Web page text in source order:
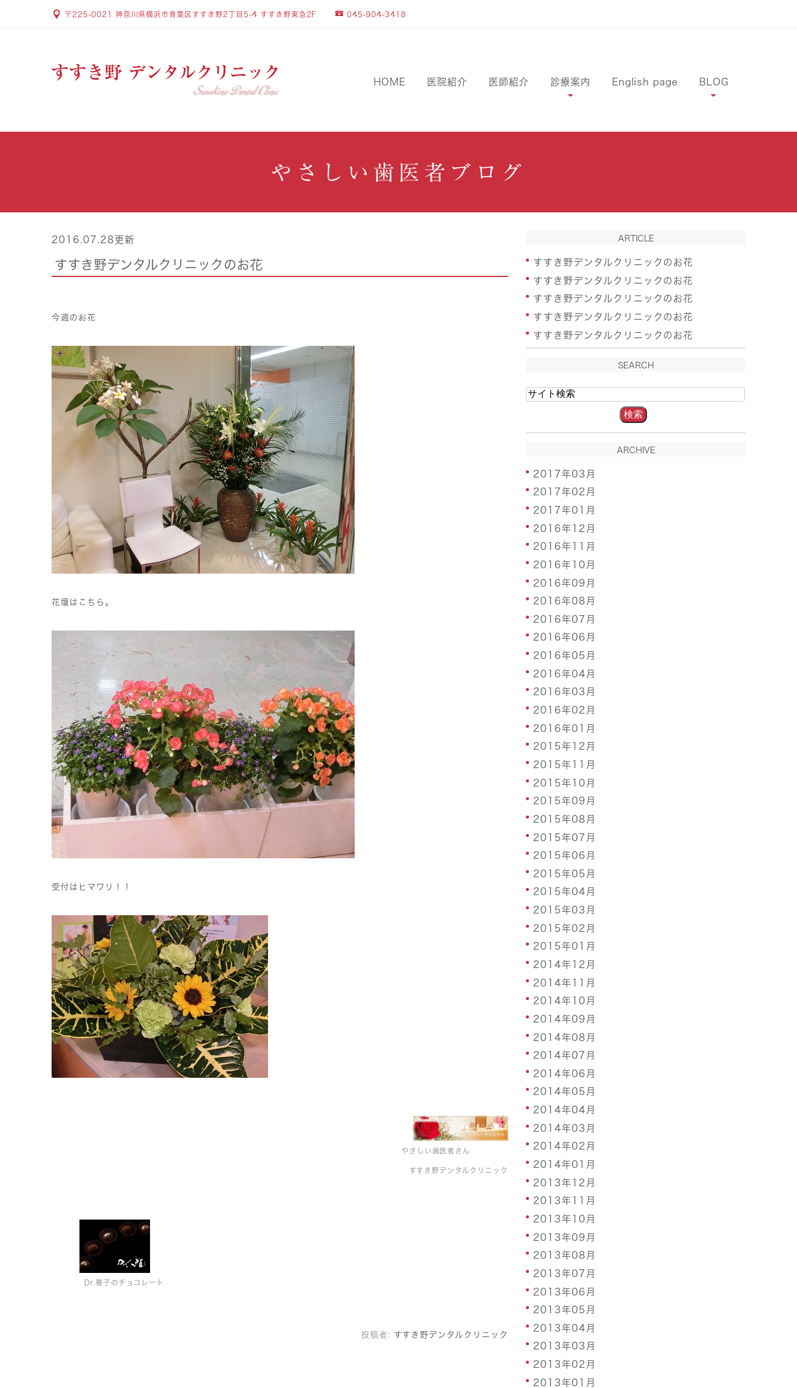
〒225-0021 神奈川県横浜市青葉区すすき野2丁目5-4 すすき野東急2F 045-904-3418
HOME 医院紹介 医師紹介 診療案内 English page BLOG
やさしい歯医者ブログ
2016.07.28更新
すすき野デンタルクリニックのお花
今週のお花
花壇はこちら。
受付はヒマワリ！！
やさしい歯医者さん
すすき野デンタルクリニック
Dr.雅子のチョコレート
投稿者: すすき野デンタルクリニック
ARTICLE
すすき野デンタルクリニックのお花
すすき野デンタルクリニックのお花
すすき野デンタルクリニックのお花
すすき野デンタルクリニックのお花
すすき野デンタルクリニックのお花
SEARCH
ARCHIVE
2017年03月
2017年02月
2017年01月
2016年12月
2016年11月
2016年10月
2016年09月
2016年08月
2016年07月
2016年06月
2016年05月
2016年04月
2016年03月
2016年02月
2016年01月
2015年12月
2015年11月
2015年10月
2015年09月
2015年08月
2015年07月
2015年06月
2015年05月
2015年04月
2015年03月
2015年02月
2015年01月
2014年12月
2014年11月
2014年10月
2014年09月
2014年08月
2014年07月
2014年06月
2014年05月
2014年04月
2014年03月
2014年02月
2014年01月
2013年12月
2013年11月
2013年10月
2013年09月
2013年08月
2013年07月
2013年06月
2013年05月
2013年04月
2013年03月
2013年02月
2013年01月